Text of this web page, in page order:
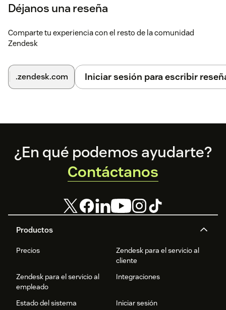
Déjanos una reseña
Comparte tu experiencia con el resto de la comunidad
Zendesk
.zendesk.com Iniciar sesión para escribir
Footer
Productos
Precios
Zendesk para el servicio al
cliente
Zendesk para el servicio al
empleado
Integraciones
Estado del sistema
Iniciar sesión
¿En qué podemos ayudarte?
Contáctanos